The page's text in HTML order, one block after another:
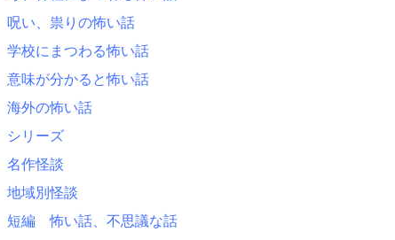
呪い、祟りの怖い話
学校にまつわる怖い話
意味が分かると怖い話
海外の怖い話
シリーズ
名作怪談
地域別怪談
短編 怖い話、不思議な話